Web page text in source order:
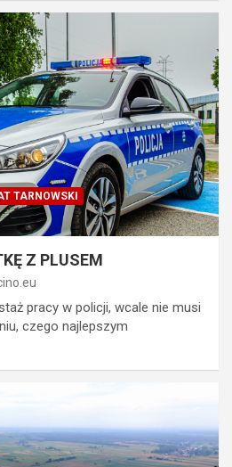
TARNOWSKI
Z PLUSEM
pracy w policji, wcale nie musi
czego najlepszym